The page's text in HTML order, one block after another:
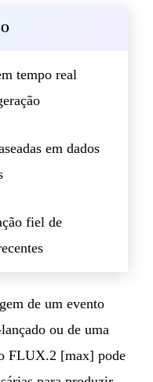
tempo real
em dados
fiel de
de um evento
ou de uma
FLUX.2 [max] pode